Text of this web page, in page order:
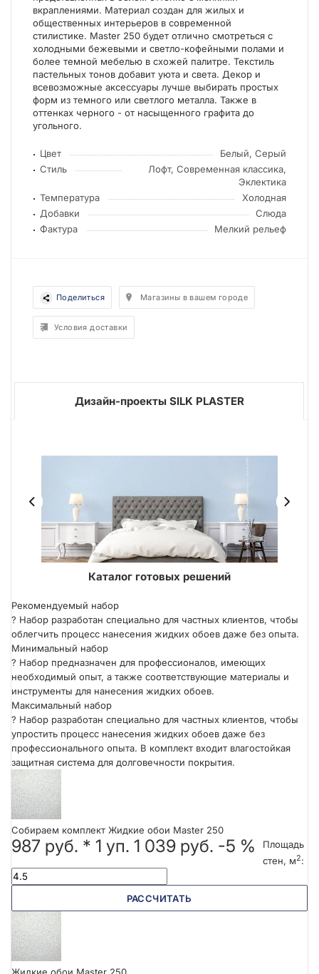
вкраплениями. Материал создан для жилых и
общественных интерьеров в современной
стилистике. Master 250 будет отлично смотреться с
холодными бежевыми и светло-кофейными полами и
более темной мебелью в схожей палитре. Текстиль
пастельных тонов добавит уюта и света. Декор и
всевозможные аксессуары лучше выбирать простых
форм из темного или светлого металла. Также в
оттенках черного - от насыщенного графита до
угольного.
Цвет
Белый, Серый
Стиль
Лофт, Современная классика,
Эклектика
Температура
Холодная
Добавки
Слюда
Фактура
Мелкий рельеф
Поделиться Магазины в вашем городе
Условия доставки
Дизайн-проекты SILK PLASTER
Каталог готовых решений
Рекомендуемый набор
? Набор разработан специально для частных клиентов, чтобы
облегчить процесс нанесения жидких обоев даже без опыта.
Минимальный набор
? Набор предназначен для профессионалов, имеющих
необходимый опыт, а также соответствующие материалы и
инструменты для нанесения жидких обоев.
Максимальный набор
? Набор разработан специально для частных клиентов, чтобы
упростить процесс нанесения жидких обоев даже без
профессионального опыта. В комплект входит влагостойкая
защитная система для долговечности покрытия.
Собираем комплект Жидкие обои Master 250
987 руб. * 1 уп. 1 039 руб. -5 %
Площадь
стен, м2:
РАССЧИТАТЬ